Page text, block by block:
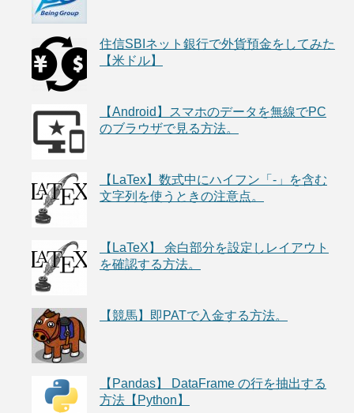
住信SBIネット銀行で外貨預金をしてみた
【米ドル】
【Android】スマホのデータを無線でPC
のブラウザで見る方法。
【LaTex】数式中にハイフン「-」を含む
文字列を使うときの注意点。
【LaTeX】 余白部分を設定しレイアウト
を確認する方法。
【競馬】即PATで入金する方法。
【Pandas】 DataFrame の行を抽出する
方法【Python】